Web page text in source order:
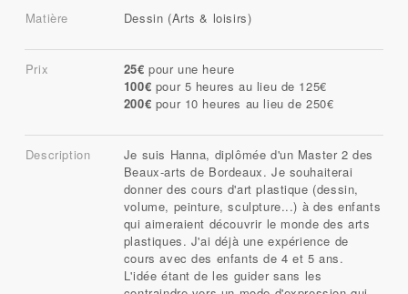
Matière Dessin (Arts & loisirs)
Prix 25€ pour une heure
100€ pour 5 heures au lieu de 125€
200€ pour 10 heures au lieu de 250€
Description
Je suis Hanna, diplômée d'un Master 2 des
Beaux-arts de Bordeaux. Je souhaiterai
donner des cours d'art plastique (dessin,
volume, peinture, sculpture...) à des enfants
qui aimeraient découvrir le monde des arts
plastiques. J'ai déjà une expérience de
cours avec des enfants de 4 et 5 ans.
L'idée étant de les guider sans les